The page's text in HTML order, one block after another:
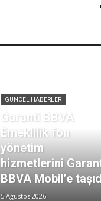
GÜNCEL HABERLER
Garanti BBVA
Emeklilik fon
yönetim
hizmetlerini
BBVA Mobil’e
5 Ağustos 2026